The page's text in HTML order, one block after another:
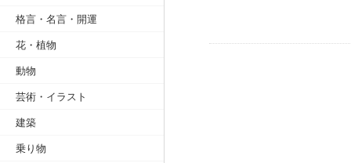
格言・名言・開運
花・植物
動物
芸術・イラスト
建築
乗り物